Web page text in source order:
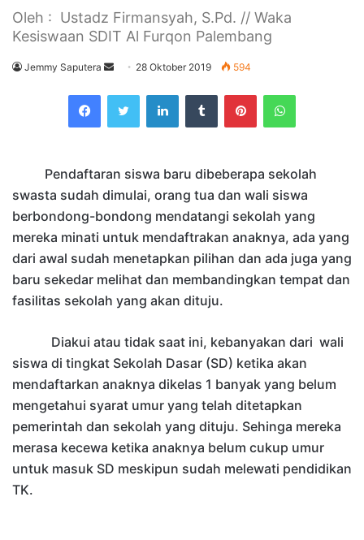
Oleh : Ustadz Firmansyah, S.Pd. // Waka
Kesiswaan SDIT Al Furqon Palembang
Jemmy Saputera
Send
email
28 Oktober 2019 594
FacebookTwitterLinkedInTumblrPinterestWhatsApp
Pendaftaran siswa baru dibeberapa sekolah
swasta sudah dimulai, orang tua dan wali siswa
berbondong-bondong mendatangi sekolah yang
mereka minati untuk mendaftrakan anaknya, ada yang
dari awal sudah menetapkan pilihan dan ada juga yang
baru sekedar melihat dan membandingkan tempat dan
fasilitas sekolah yang akan dituju.
Diakui atau tidak saat ini, kebanyakan dari wali
siswa di tingkat Sekolah Dasar (SD) ketika akan
mendaftarkan anaknya dikelas 1 banyak yang belum
mengetahui syarat umur yang telah ditetapkan
pemerintah dan sekolah yang dituju. Sehinga mereka
merasa kecewa ketika anaknya belum cukup umur
untuk masuk SD meskipun sudah melewati pendidikan
TK.